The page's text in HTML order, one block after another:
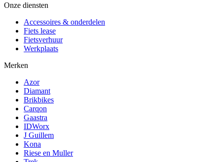
Onze diensten
Accessoires & onderdelen
Fiets lease
Fietsverhuur
Werkplaats
Merken
Azor
Diamant
Brikbikes
Carqon
Gaastra
IDWorx
J Guillem
Kona
Riese en Muller